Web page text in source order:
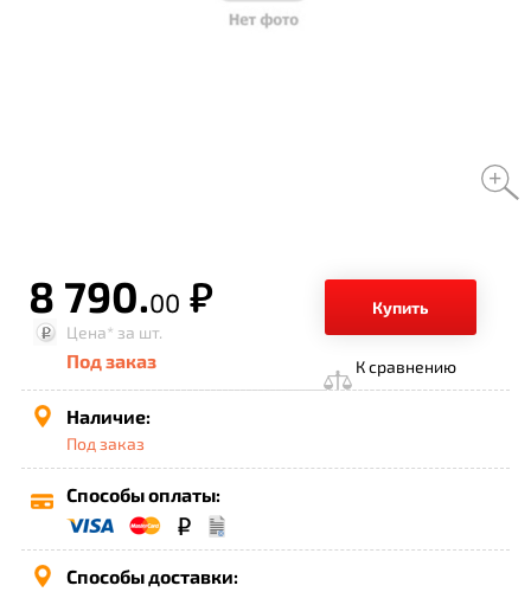
8 790.00 р.
Купить
Цена* за шт.
Под заказ К сравнению
Наличие:
Под заказ
Способы оплаты:
Способы доставки: